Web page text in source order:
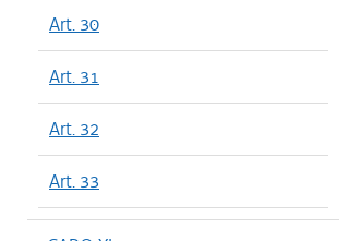
Art. 30
Art. 31
Art. 32
Art. 33